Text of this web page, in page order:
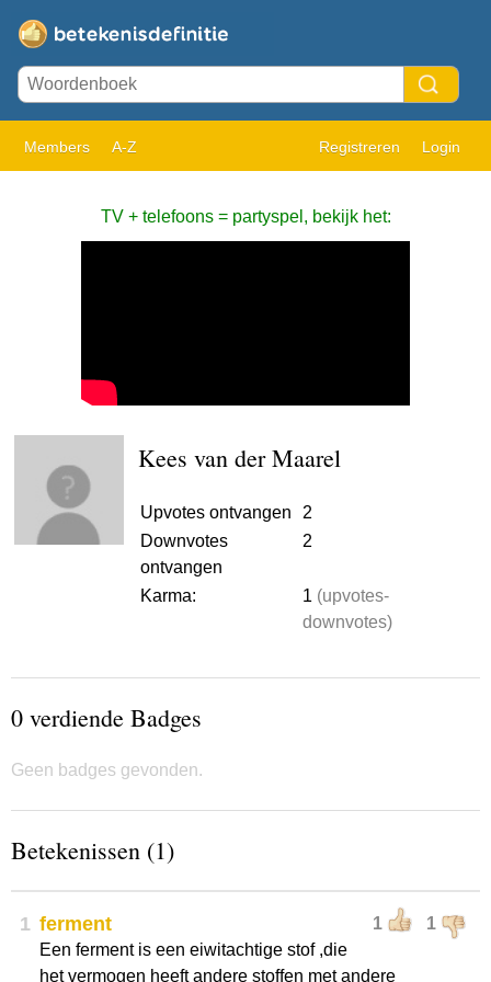
Members A-Z Registreren Login
TV + telefoons = partyspel, bekijk het:
Kees van der Maarel
Upvotes ontvangen
2
Downvotes
ontvangen
2
Karma: 1 (upvotes-
downvotes)
0 verdiende Badges
Geen badges gevonden.
Betekenissen (1)
1 1 1
ferment
Een ferment is een eiwitachtige stof ,die
het vermogen heeft andere stoffen met andere